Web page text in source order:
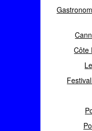
Côte